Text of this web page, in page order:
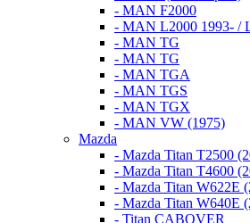
- MAN F2000
- MAN L2000 1993- /
- MAN TG
- MAN TG
- MAN TGA
- MAN TGS
- MAN TGX
- MAN VW (1975)
Mazda
- Mazda Titan T2500
- Mazda Titan T4600
- Mazda Titan W622E
- Mazda Titan W640E
- Titan CABOVER